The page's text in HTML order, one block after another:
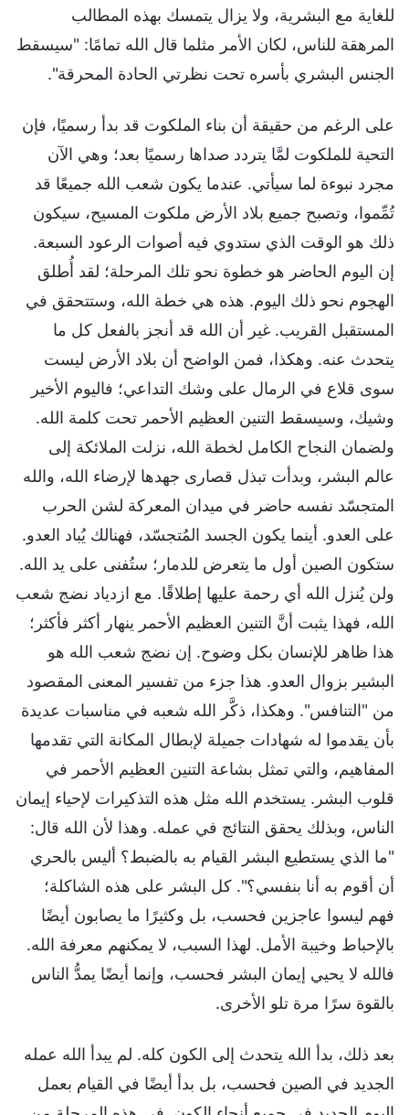
للغاية مع البشرية، ولا يزال يتمسك بهذه المطالب
المرهقة للناس، لكان الأمر مثلما قال الله تمامًا: "سيسقط
الجنس البشري بأسره تحت نظرتي الحادة المحرقة".
على الرغم من حقيقة أن بناء الملكوت قد بدأ رسميًا، فإن
التحية للملكوت لمَّا يتردد صداها رسميًا بعد؛ وهي الآن
مجرد نبوءة لما سيأتي. عندما يكون شعب الله جميعًا قد
تُمِّموا، وتصبح جميع بلاد الأرض ملكوت المسيح، سيكون
ذلك هو الوقت الذي ستدوي فيه أصوات الرعود السبعة.
إن اليوم الحاضر هو خطوة نحو تلك المرحلة؛ لقد أُطلق
الهجوم نحو ذلك اليوم. هذه هي خطة الله، وستتحقق في
المستقبل القريب. غير أن الله قد أنجز بالفعل كل ما
يتحدث عنه. وهكذا، فمن الواضح أن بلاد الأرض ليست
سوى قلاع في الرمال على وشك التداعي؛ فاليوم الأخير
وشيك، وسيسقط التنين العظيم الأحمر تحت كلمة الله.
ولضمان النجاح الكامل لخطة الله، نزلت الملائكة إلى
عالم البشر، وبدأت تبذل قصارى جهدها لإرضاء الله، والله
المتجسّد نفسه حاضر في ميدان المعركة لشن الحرب
على العدو. أينما يكون الجسد المُتجسّد، فهنالك يُباد العدو.
ستكون الصين أول ما يتعرض للدمار؛ ستُفنى على يد الله.
ولن يُنزل الله أي رحمة عليها إطلاقًا. مع ازدياد نضج شعب
الله، فهذا يثبت أنَّ التنين العظيم الأحمر ينهار أكثر فأكثر؛
هذا ظاهر للإنسان بكل وضوح. إن نضج شعب الله هو
البشير بزوال العدو. هذا جزء من تفسير المعنى المقصود
من "التنافس". وهكذا، ذكَّر الله شعبه في مناسبات عديدة
بأن يقدموا له شهادات جميلة لإبطال المكانة التي تقدمها
المفاهيم، والتي تمثل بشاعة التنين العظيم الأحمر في
قلوب البشر. يستخدم الله مثل هذه التذكيرات لإحياء إيمان
الناس، وبذلك يحقق النتائج في عمله. وهذا لأن الله قال:
"ما الذي يستطيع البشر القيام به بالضبط؟ أليس بالحري
أن أقوم به أنا بنفسي؟". كل البشر على هذه الشاكلة؛
فهم ليسوا عاجزين فحسب، بل وكثيرًا ما يصابون أيضًا
بالإحباط وخيبة الأمل. لهذا السبب، لا يمكنهم معرفة الله.
فالله لا يحيي إيمان البشر فحسب، وإنما أيضًا يمدُّ الناس
بالقوة سرًا مرة تلو الأخرى.
بعد ذلك، بدأ الله يتحدث إلى الكون كله. لم يبدأ الله عمله
الجديد في الصين فحسب، بل بدأ أيضًا في القيام بعمل